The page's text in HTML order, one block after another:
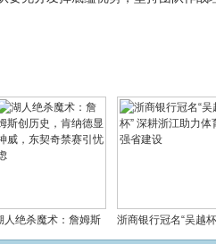
人绝杀魔术：詹姆斯
浙商银行冠名“吴越